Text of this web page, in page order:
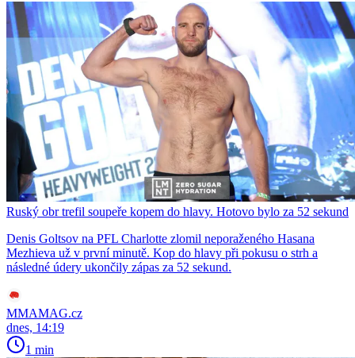
Ruský obr trefil soupeře kopem do hlavy. Hotovo bylo za 52 sekund
Denis Goltsov na PFL Charlotte zlomil neporaženého Hasana
Mezhieva už v první minutě. Kop do hlavy při pokusu o strh a
následné údery ukončily zápas za 52 sekund.
MMAMAG.cz
dnes, 14:19
1 min